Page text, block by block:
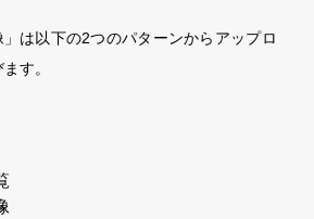
は以下の2つのパターンからアップロ
す。